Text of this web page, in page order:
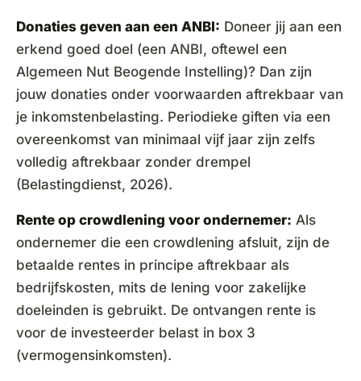
Donaties geven aan een ANBI: Doneer jij aan een
erkend goed doel (een ANBI, oftewel een
Algemeen Nut Beogende Instelling)? Dan zijn
jouw donaties onder voorwaarden aftrekbaar van
je inkomstenbelasting. Periodieke giften via een
overeenkomst van minimaal vijf jaar zijn zelfs
volledig aftrekbaar zonder drempel
(Belastingdienst, 2026).
Rente op crowdlening voor ondernemer: Als
ondernemer die een crowdlening afsluit, zijn de
betaalde rentes in principe aftrekbaar als
bedrijfskosten, mits de lening voor zakelijke
doeleinden is gebruikt. De ontvangen rente is
voor de investeerder belast in box 3
(vermogensinkomsten).